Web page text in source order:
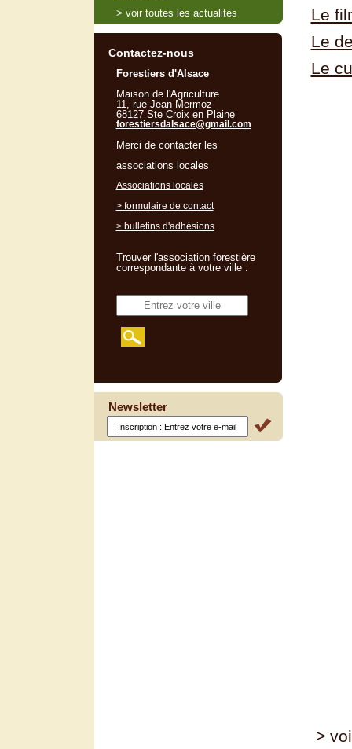
Le
Le
Le
>
> voir toutes les actualités
Contactez-nous
Forestiers d'Alsace
Maison de l'Agriculture
11, rue Jean Mermoz
68127 Ste Croix en Plaine
forestiersdalsace@gmail.com
Merci de contacter les
associations locales
Associations locales
> formulaire de contact
> bulletins d'adhésions
Trouver l'association forestière
correspondante à votre ville :
Newsletter